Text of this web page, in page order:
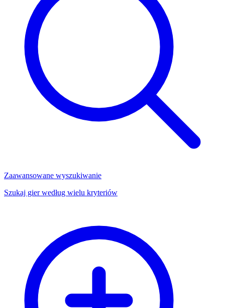
Zaawansowane wyszukiwanie
Szukaj gier według wielu kryteriów